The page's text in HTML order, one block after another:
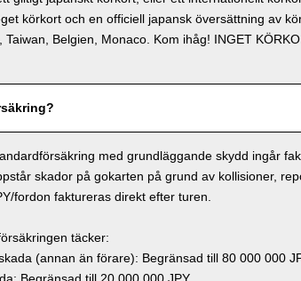
körkort och en officiell japansk översättning av
Taiwan, Belgien, Monaco. Kom ihåg! INGET
med grundläggande skydd ingår
skador på gokarten på grund av kollisioner,
fordon faktureras direkt efter turen.
täcker:
(annan än förare): Begränsad till 80 000 000